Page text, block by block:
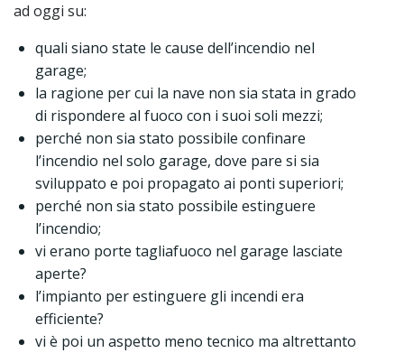
ad oggi su:
quali siano state le cause dell’incendio nel
garage;
la ragione per cui la nave non sia stata in grado
di rispondere al fuoco con i suoi soli mezzi;
perché non sia stato possibile confinare
l’incendio nel solo garage, dove pare si sia
sviluppato e poi propagato ai ponti superiori;
perché non sia stato possibile estinguere
l’incendio;
vi erano porte tagliafuoco nel garage lasciate
aperte?
l’impianto per estinguere gli incendi era
efficiente?
vi è poi un aspetto meno tecnico ma altrettanto